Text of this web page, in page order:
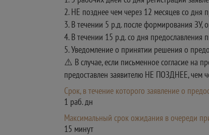
2. НЕ позднее чем через 12 месяцев со дня
3. В течении 5 р.д. после формирования ЗУ,
4. В течении 15 р.д. со дня предославления
5. Уведомление о принятии решения о
⚠️ В случае, если письменное согласие на
предоставлен заявителю НЕ ПОЗДНЕЕ, чем
Срок, в течение которого заявление о
1 раб. дн
Максимальный срок ожидания в очереди
15 минут